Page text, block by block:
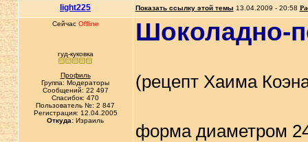
light225 Показать ссылку этой темы 13.04.2009 - 20:58
Сейчас Offline
гуд-куковка
Профиль
Группа: Модераторы
Сообщений: 22 497
Спасибок: 470
Пользователь №: 2 847
Регистрация: 12.04.2005
Откуда: Израиль
Шоколадно-
(рецепт Хаима
форма диаметром